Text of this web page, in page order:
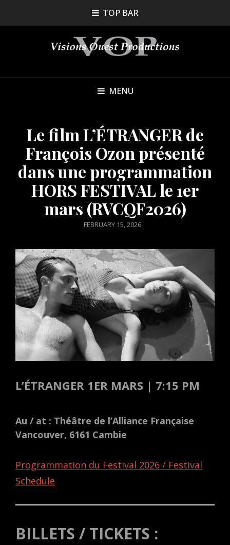
TOP BAR
MENU
Le film L’ÉTRANGER de
François Ozon présenté
dans une programmation
HORS FESTIVAL le 1er
mars (RVCQF2026)
POSTED
FEBRUARY 15, 2026
L’ÉTRANGER 1ER MARS | 7:15 PM
Au / at : Théâtre de l’Alliance Française
Vancouver, 6161 Cambie
Programmation du Festival 2026 / Festival
Schedule
BILLETS / TICKETS :